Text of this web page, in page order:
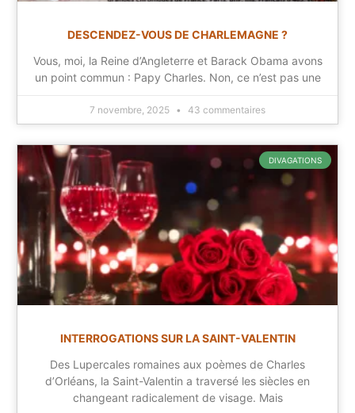
DESCENDEZ-VOUS DE CHARLEMAGNE ?
Vous, moi, la Reine d’Angleterre et Barack Obama avons
un point commun : Papy Charles. Non, ce n’est pas une
7 novembre, 2025 43 commentaires
DIVAGATIONS
INTERROGATIONS SUR LA SAINT-VALENTIN
Des Lupercales romaines aux poèmes de Charles
d’Orléans, la Saint-Valentin a traversé les siècles en
changeant radicalement de visage. Mais